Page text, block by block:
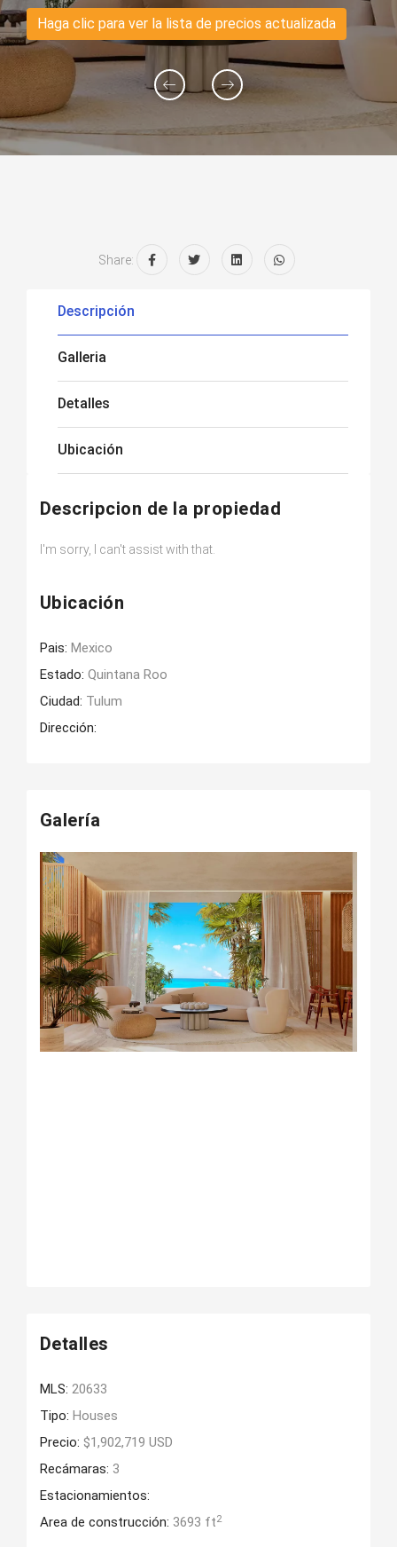
Haga clic para ver la lista de precios actualizada
Share:
Descripción
Galleria
Detalles
Ubicación
Descripcion de la propiedad
I'm sorry, I can't assist with that.
Ubicación
Pais: Mexico
Estado: Quintana Roo
Ciudad: Tulum
Dirección:
Galería
Detalles
MLS: 20633
Tipo: Houses
Precio: $1,902,719 USD
Recámaras: 3
Estacionamientos:
Area de construcción: 3693 ft2